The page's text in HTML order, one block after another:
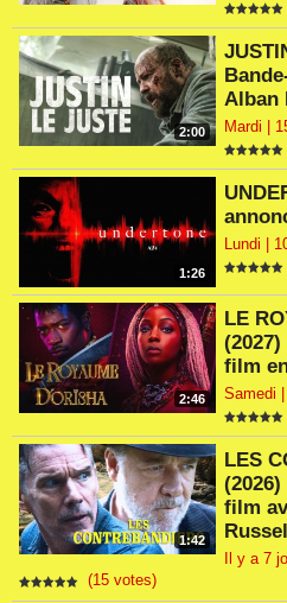
2:00
Alban
Mardi |
1:26
Lundi |
2:46
LE
film
Samedi
1:42
LES
film
Il y a 7
(15 votes)